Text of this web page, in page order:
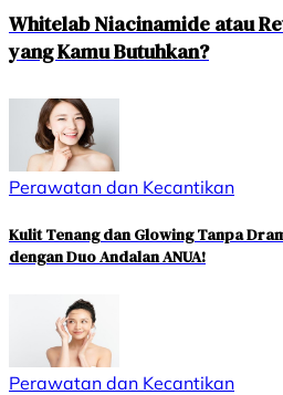
Whitelab Niacinamide atau
yang Kamu Butuhkan?
Perawatan dan Kecantikan
Kulit Tenang dan Glowing Tanpa
dengan Duo Andalan ANUA!
Perawatan dan Kecantikan